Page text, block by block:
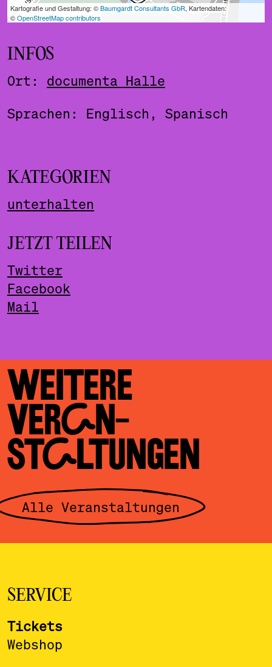
INFOS
Ort: documenta Halle
Sprachen: Englisch, Spanisch
KATEGORIEN
unterhalten
JETZT TEILEN
Twitter
Facebook
Mail
WEITERE
VERAN­
STALTUNGEN
Alle Veranstaltungen
SERVICE
Tickets
Webshop